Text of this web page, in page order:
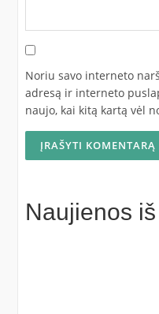
Noriu savo interneto
adresą ir interneto
naujo, kai kitą kartą vėl
Naujienos